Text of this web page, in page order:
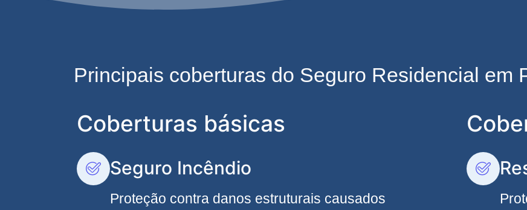
Principais coberturas do Seguro Residencial em
Coberturas básicas
Seguro Incêndio
Proteção contra danos estruturais causados